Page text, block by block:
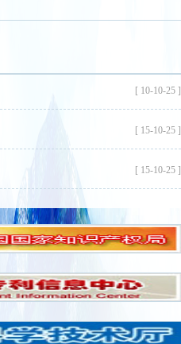
[ 10-10-25 ]
[ 15-10-25 ]
[ 15-10-25 ]